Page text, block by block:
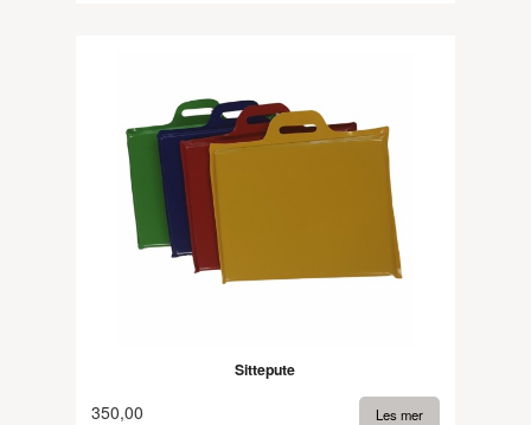
Sittepute
350,00 Les mer